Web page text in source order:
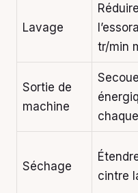
Lavage
Réduire
tr/min
Sortie de
machine
Séchage
cintre